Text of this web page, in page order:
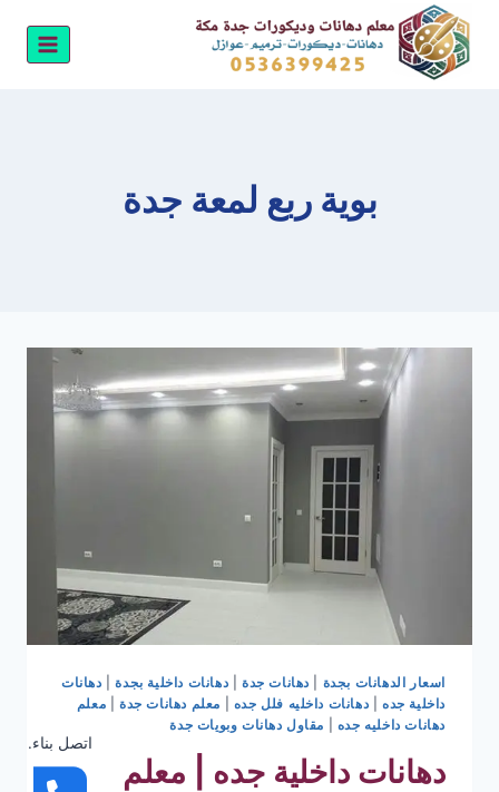
التجاوز
المحتوى
بوية ربع لمعة جدة
اسعار الدهانات بجدة دهانات جدة دهانات داخلية بجدة| دهانات
داخلية جده| دهانات داخليه فلل جده معلم دهانات جدة| معلم
دهانات داخليه جده
مقاول دهانات وبويات جدة
دهانات داخلية جده | معلم
اتصل بناء.